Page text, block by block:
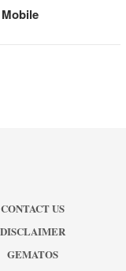
CONTACT US
DISCLAIMER
GEMATOS